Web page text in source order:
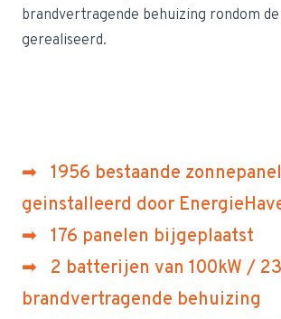
brandvertragende behuizing rondom
gerealiseerd.
➡ 1956 bestaande
geinstalleerd door
➡ 176 panelen bijgeplaatst
➡ 2 batterijen van 100kW /
brandvertragende behuizing